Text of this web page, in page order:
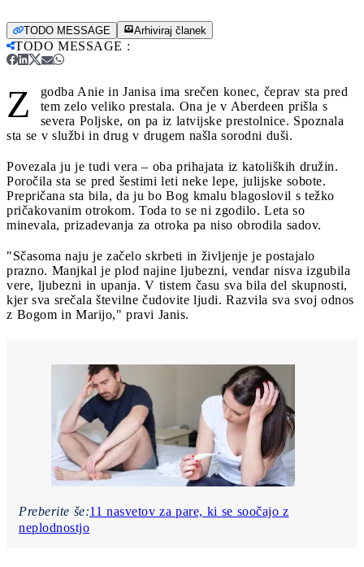
TODO MESSAGE Arhiviraj članek
TODO MESSAGE :
Z
godba Anie in Janisa ima srečen konec, čeprav sta pred
tem zelo veliko prestala. Ona je v Aberdeen prišla s
severa Poljske, on pa iz latvijske prestolnice. Spoznala
sta se v službi in drug v drugem našla sorodni duši.
Povezala ju je tudi vera – oba prihajata iz katoliških družin.
Poročila sta se pred šestimi leti neke lepe, julijske sobote.
Prepričana sta bila, da ju bo Bog kmalu blagoslovil s težko
pričakovanim otrokom. Toda to se ni zgodilo. Leta so
minevala, prizadevanja za otroka pa niso obrodila sadov.
"Sčasoma naju je začelo skrbeti in življenje je postajalo
prazno. Manjkal je plod najine ljubezni, vendar nisva izgubila
vere, ljubezni in upanja. V tistem času sva bila del skupnosti,
kjer sva srečala številne čudovite ljudi. Razvila sva svoj odnos
z Bogom in Marijo," pravi Janis.
Preberite še:11 nasvetov za pare, ki se soočajo z
neplodnostjo